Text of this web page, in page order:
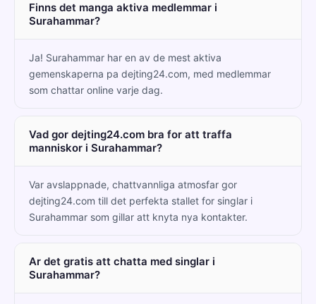
Finns det manga aktiva medlemmar i
Surahammar?
Ja! Surahammar har en av de mest aktiva
gemenskaperna pa dejting24.com, med medlemmar
som chattar online varje dag.
Vad gor dejting24.com bra for att traffa
manniskor i Surahammar?
Var avslappnade, chattvannliga atmosfar gor
dejting24.com till det perfekta stallet for singlar i
Surahammar som gillar att knyta nya kontakter.
Ar det gratis att chatta med singlar i
Surahammar?